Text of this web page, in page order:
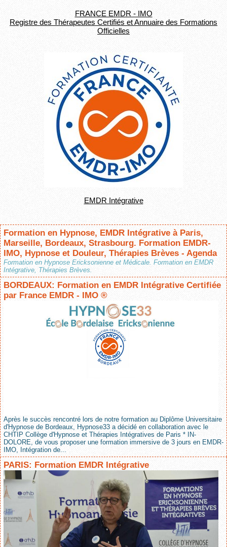
FRANCE EMDR - IMO
Registre des Thérapeutes Certifiés et Annuaire des Formations
Officielles
EMDR Intégrative
Formation en Hypnose, EMDR Intégrative à Paris,
Marseille, Bordeaux, Strasbourg. Formation EMDR-
IMO, Hypnose et Douleur, Thérapies Brèves - Agenda
Formation en Hypnose Ericksonienne et Médicale. Formation en EMDR
Intégrative, Thérapies Brèves.
BORDEAUX: Formation en EMDR Intégrative Certifiée
par France EMDR - IMO ®
Après le succès rencontré lors de notre formation au Diplôme Universitaire
d'Hypnose de Bordeaux, Hypnose33 a décidé en collaboration avec le
CHTIP Collège d'Hypnose et Thérapies Intégratives de Paris * IN-
DOLORE, de vous proposer une formation immersive de 3 jours en EMDR-
IMO, Intégration de...
PARIS: Formation EMDR Intégrative